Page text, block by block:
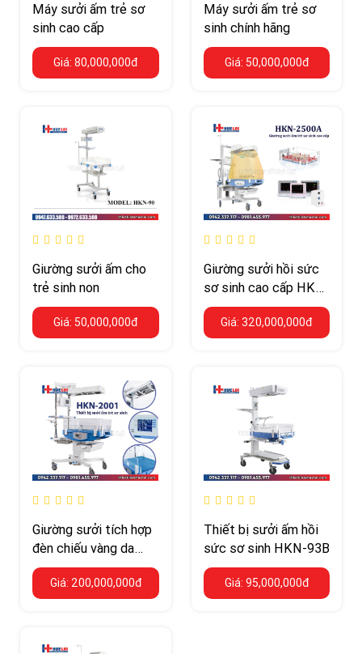
Máy sưởi ấm trẻ sơ
sinh cao cấp
Giá: 80,000,000đ
Máy sưởi ấm trẻ sơ
sinh chính hãng
Giá: 50,000,000đ
Giường sưởi ấm cho
trẻ sinh non
Giá: 50,000,000đ
Giường sưởi hồi sức
sơ sinh cao cấp HKN-
2500A-NINGBO-
DAVID
Giá: 320,000,000đ
Giường sưởi tích hợp
đèn chiếu vàng da
hãng Ningbo David
Giá: 200,000,000đ
Thiết bị sưởi ấm hồi
sức sơ sinh HKN-93B
Giá: 95,000,000đ